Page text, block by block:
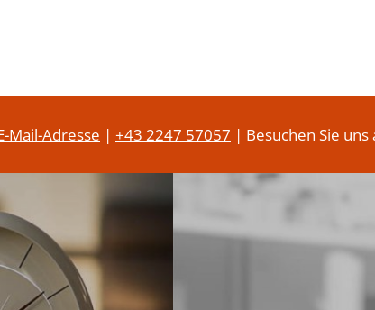
Mail-Adresse | +43 2247 57057 | Besuchen Sie uns